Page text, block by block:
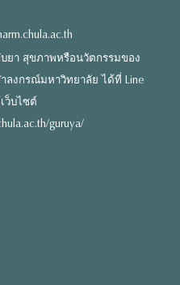
ยา สุขภาพหรือนวัตกรรมของ
ลงกรณ์มหาวิทยาลัย ได้ที่ Line
ว็บไซต์
guruya/